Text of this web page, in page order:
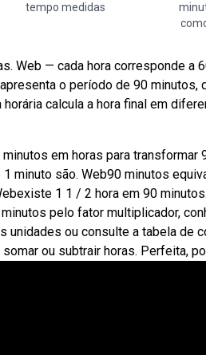
tempo medidas
Web — cada hora corresponde a
o período de 90 minutos,
calcula a hora final em
em horas para
minuto são. Web90 minutos
1 1 / 2 hora em 90
pelo fator multiplicador,
unidades ou consulte a tabela de
ou subtrair horas. Perfeita,